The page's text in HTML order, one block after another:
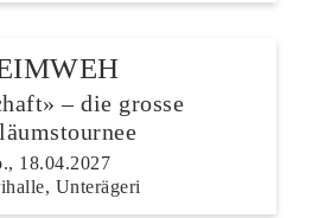
– die grosse
18.04.2027
Unterägeri